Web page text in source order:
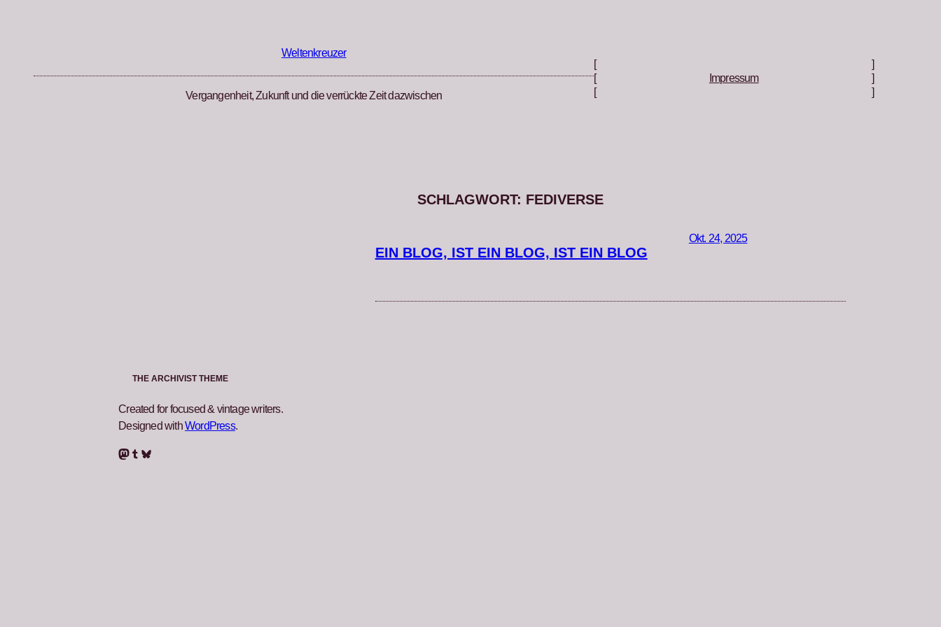
Weltenkreuzer
Vergangenheit, Zukunft und die verrückte Zeit dazwischen
[
[
[
Impressum
]
]
]
SCHLAGWORT: FEDIVERSE
EIN BLOG, IST EIN BLOG, IST EIN BLOG
Okt. 24, 2025
THE ARCHIVIST THEME
Created for focused & vintage writers.
Designed withWordPress.
Mastodon Tumblr Bluesky